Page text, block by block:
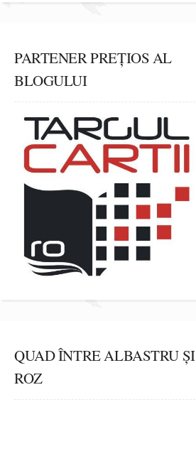
PARTENER PREȚIOS AL
BLOGULUI
QUAD ÎNTRE ALBASTRU ȘI
ROZ